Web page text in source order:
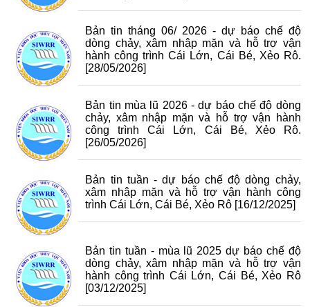
Bản tin tháng 06/ 2026 - dự báo chế độ
dòng chảy, xâm nhập mặn và hỗ trợ vận
hành công trình Cái Lớn, Cái Bé, Xẻo Rô.
[28/05/2026]
Bản tin mùa lũ 2026 - dự báo chế độ dòng
chảy, xâm nhập mặn và hỗ trợ vận hành
công trình Cái Lớn, Cái Bé, Xẻo Rô.
[26/05/2026]
Bản tin tuần - dự báo chế độ dòng chảy,
xâm nhập mặn và hỗ trợ vận hành công
trình Cái Lớn, Cái Bé, Xẻo Rô [16/12/2025]
Bản tin tuần - mùa lũ 2025 dự báo chế độ
dòng chảy, xâm nhập mặn và hỗ trợ vận
hành công trình Cái Lớn, Cái Bé, Xẻo Rô
[03/12/2025]